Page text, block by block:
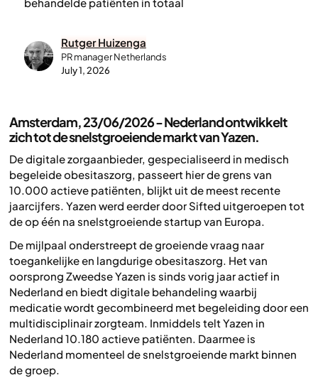
Rutger Huizenga
PR manager Netherlands
July 1, 2026
Amsterdam, 23/06/2026 - Nederland ontwikkelt
zich tot de snelstgroeiende markt van Yazen.
De digitale zorgaanbieder, gespecialiseerd in medisch
begeleide obesitaszorg, passeert hier de grens van
10.000 actieve patiënten, blijkt uit de meest recente
jaarcijfers. Yazen werd eerder door Sifted uitgeroepen tot
de op één na snelstgroeiende startup van Europa.
De mijlpaal onderstreept de groeiende vraag naar
toegankelijke en langdurige obesitaszorg. Het van
oorsprong Zweedse Yazen is sinds vorig jaar actief in
Nederland en biedt digitale behandeling waarbij
medicatie wordt gecombineerd met begeleiding door een
multidisciplinair zorgteam. Inmiddels telt Yazen in
Nederland 10.180 actieve patiënten. Daarmee is
Nederland momenteel de snelstgroeiende markt binnen
de groep.